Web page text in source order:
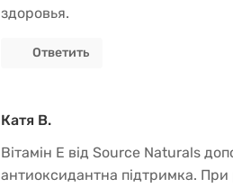
здоровья.
Ответить
Катя В.
Вітамін E від Source Naturals
антиоксидантна підтримка. При